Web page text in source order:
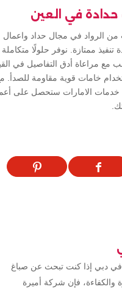
حدادة في العين
من الرواد في مجال حداد واعمال
تنفيذ ممتازة. نوفر حلولًا متكاملة
مع مراعاة أدق التفاصيل في
خامات قوية مقاومة للصدأ.
خدمات الامارات ستحصل على
دبي إذا كنت تبحث عن صباغ
والكفاءة، فإن شركة أميرة